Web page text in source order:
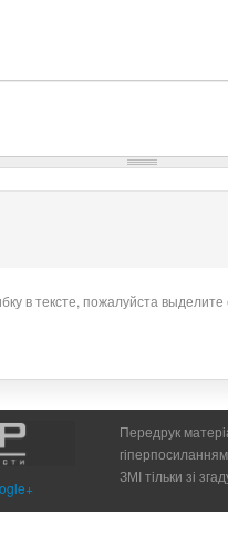
в тексте, пожалуйста
Передрук
ЗМІ тільки зі